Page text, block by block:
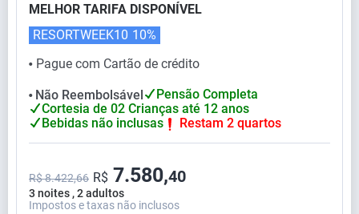
MELHOR TARIFA DISPONÍVEL
⬤ Pague com Cartão de crédito
RESORTWEEK10 10%
⬤ Não Reembolsável
Pensão Completa
Cortesia de 02 Crianças até 12 anos
Bebidas não inclusas
Restam 2 quartos
3 noites , 2 adultos
R$ 8.422,66 R$ 7.580,40
Impostos e taxas não inclusos